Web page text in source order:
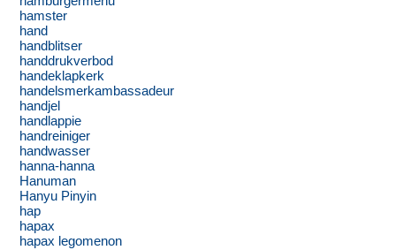
hamster
hand
handblitser
handdrukverbod
handeklapkerk
handelsmerkambassadeur
handjel
handlappie
handreiniger
handwasser
hanna-hanna
Hanuman
Hanyu Pinyin
hap
hapax
hapax legomenon